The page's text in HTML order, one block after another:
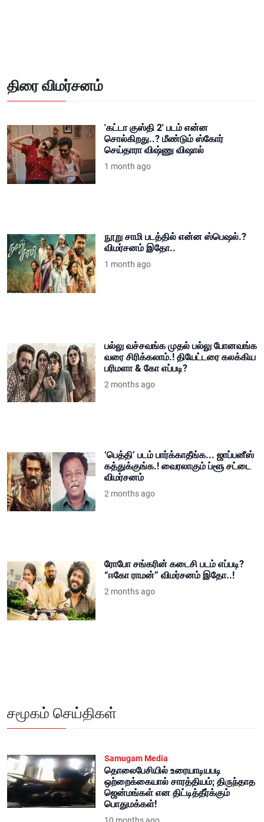
திரை விமர்சனம்
'கட்டா குஸ்தி 2' படம் என்ன
சொல்கிறது..? மீண்டும் ஸ்கோர்
செய்தாரா விஷ்ணு விஷால்
1 month ago
நூறு சாமி படத்தில் என்ன ஸ்பெஷல்.?
விமர்சனம் இதோ..
1 month ago
பல்லு வச்சவங்க முதல் பல்லு போனவங்க
வரை சிரிக்கலாம்.! தியேட்டரை கலக்கிய
பரிமளா & கோ எப்படி?
2 months ago
‘பெத்தி’ படம் பார்க்காதீங்க... ஜாப்பனீஸ்
கத்துக்குங்க.! வைரலாகும் ப்ளூ சட்டை
விமர்சனம்
2 months ago
ரோபோ சங்கரின் கடைசி படம் எப்படி?
“ஈகோ ராமன்” விமர்சனம் இதோ..!
2 months ago
சமூகம் செய்திகள்
Samugam Media
தொலைபேசியில் உரையாடியபடி
ஒற்றைக்கையால் சாரத்தியம்; திருந்தாத
ஜென்மங்கள் என திட்டித்தீர்க்கும்
பொதுமக்கள்!